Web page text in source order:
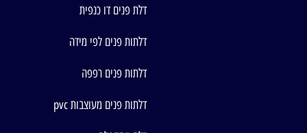
דלת פנים דו כנפית
דלתות פנים לפי מידה
דלתות פנים רפפה
דלתות פנים מעוצבות pvc